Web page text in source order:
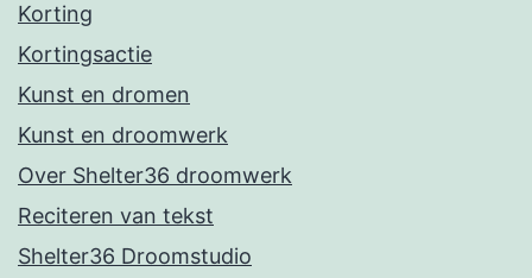
Korting
Kortingsactie
Kunst en dromen
Kunst en droomwerk
Over Shelter36 droomwerk
Reciteren van tekst
Shelter36 Droomstudio